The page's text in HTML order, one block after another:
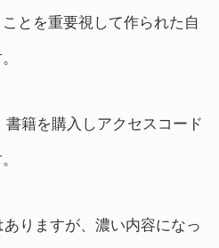
とを重要視して作られた自
籍を購入しアクセスコード
りますが、濃い内容になっ